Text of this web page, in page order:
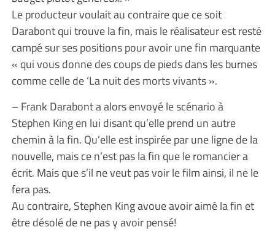
Le producteur voulait au contraire que ce soit
Darabont qui trouve la fin, mais le réalisateur est resté
campé sur ses positions pour avoir une fin marquante
« qui vous donne des coups de pieds dans les burnes
comme celle de ‘La nuit des morts vivants ».
– Frank Darabont a alors envoyé le scénario à
Stephen King en lui disant qu’elle prend un autre
chemin à la fin. Qu’elle est inspirée par une ligne de la
nouvelle, mais ce n’est pas la fin que le romancier a
écrit. Mais que s’il ne veut pas voir le film ainsi, il ne le
fera pas.
Au contraire, Stephen King avoue avoir aimé la fin et
être désolé de ne pas y avoir pensé!